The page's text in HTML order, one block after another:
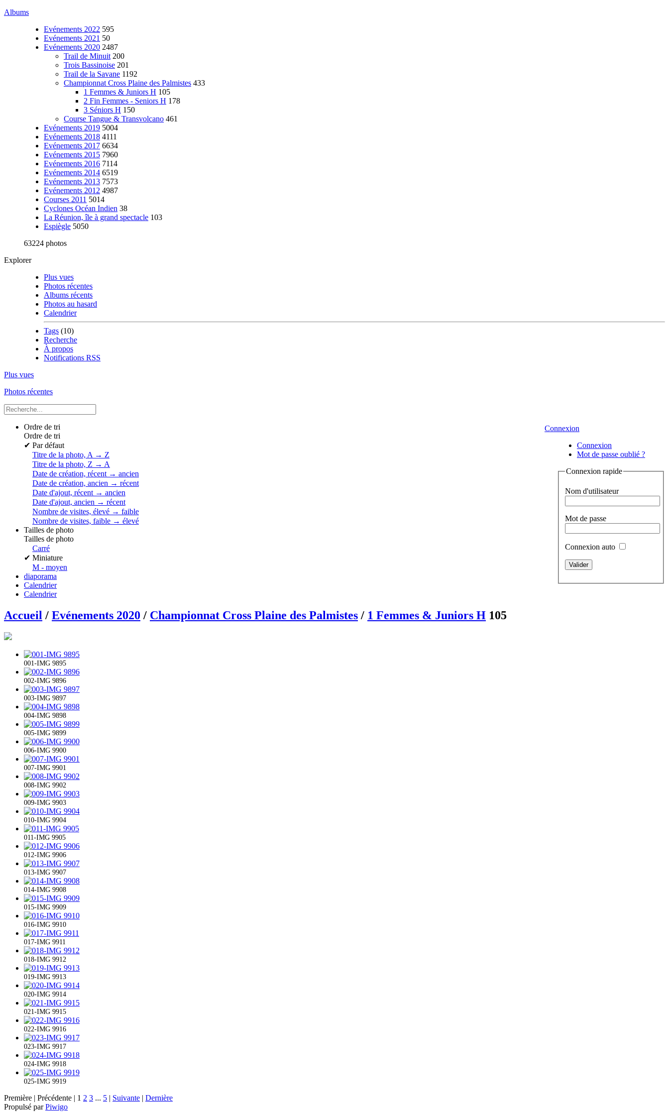
Albums
Evénements 2022 595
Evénements 2021 50
Evénements 2020 2487
Trail de Minuit 200
Trois Bassinoise 201
Trail de la Savane 1192
Championnat Cross Plaine des Palmistes 433
1 Femmes & Juniors H 105
2 Fin Femmes - Seniors H 178
3 Séniors H 150
Course Tangue & Transvolcano 461
Evénements 2019 5004
Evénements 2018 4111
Evénements 2017 6634
Evénements 2015 7960
Evénements 2016 7114
Evénements 2014 6519
Evénements 2013 7573
Evénements 2012 4987
Courses 2011 5014
Cyclones Océan Indien 38
La Réunion, île à grand spectacle 103
Espiègle 5050
63224 photos
Explorer
Plus vues
Photos récentes
Albums récents
Photos au hasard
Calendrier
Tags (10)
Recherche
À propos
Notifications RSS
Plus vues
Photos récentes
Connexion
Connexion
Mot de passe oublié ?
Connexion rapide
Nom d'utilisateur
Mot de passe
Connexion auto
Ordre de tri
Ordre de tri
✔ Par défaut
Titre de la photo, A → Z
Titre de la photo, Z → A
Date de création, récent → ancien
Date de création, ancien → récent
Date d'ajout, récent → ancien
Date d'ajout, ancien → récent
Nombre de visites, élevé → faible
Nombre de visites, faible → élevé
Tailles de photo
Tailles de photo
Carré
✔ Miniature
M - moyen
diaporama
Calendrier
Calendrier
Accueil / Evénements 2020 / Championnat Cross Plaine des Palmistes / 1 Femmes & Juniors H 105
001-IMG 9895
002-IMG 9896
003-IMG 9897
004-IMG 9898
005-IMG 9899
006-IMG 9900
007-IMG 9901
008-IMG 9902
009-IMG 9903
010-IMG 9904
011-IMG 9905
012-IMG 9906
013-IMG 9907
014-IMG 9908
015-IMG 9909
016-IMG 9910
017-IMG 9911
018-IMG 9912
019-IMG 9913
020-IMG 9914
021-IMG 9915
022-IMG 9916
023-IMG 9917
024-IMG 9918
025-IMG 9919
Première | Précédente | 1 2 3 ... 5 | Suivante | Dernière
Propulsé parPiwigo